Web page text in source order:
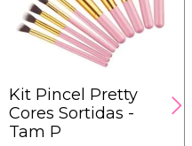
Kit Pincel Pretty
Cores Sortidas -
Tam P